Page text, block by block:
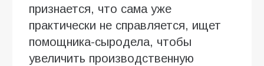
признается, что сама уже
практически не справляется, ищет
помощника-сыродела, чтобы
увеличить производственную